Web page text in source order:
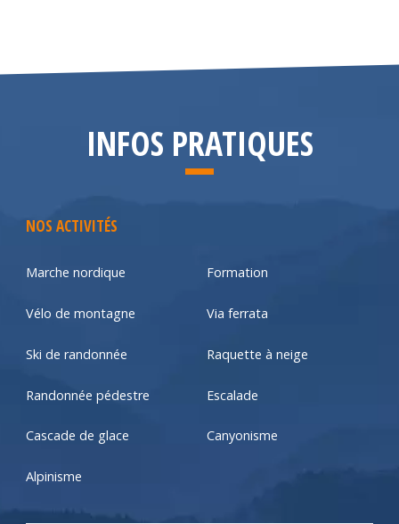
INFOS PRATIQUES
NOS ACTIVITÉS
Marche nordique Formation
Vélo de montagne Via ferrata
Ski de randonnée Raquette à neige
Randonnée pédestre Escalade
Cascade de glace Canyonisme
Alpinisme